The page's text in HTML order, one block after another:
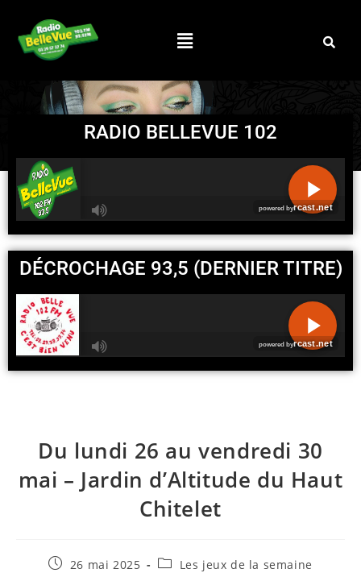
RADIO BELLEVUE 102
R
A
S
T
N
E
DÉCROCHAGE 93,5 (DERNIER TITRE)
R
Du lundi 26 au vendredi 30
mai – Jardin d’Altitude du Haut
Chitelet
26 mai 2025 Les jeux de la semaine